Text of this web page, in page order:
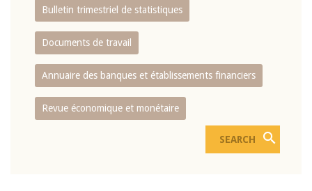
Bulletin trimestriel de statistiques
Documents de travail
Annuaire des banques et établissements financiers
Revue économique et monétaire